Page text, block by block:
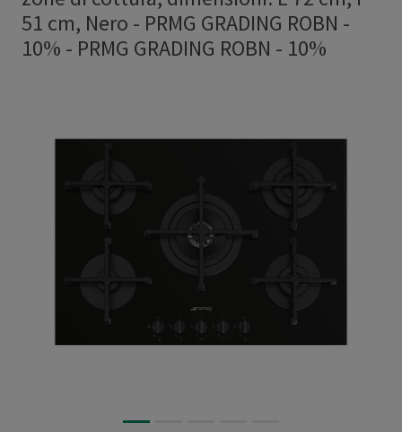
51 cm, Nero - PRMG GRADING ROBN -
10% - PRMG GRADING ROBN - 10%